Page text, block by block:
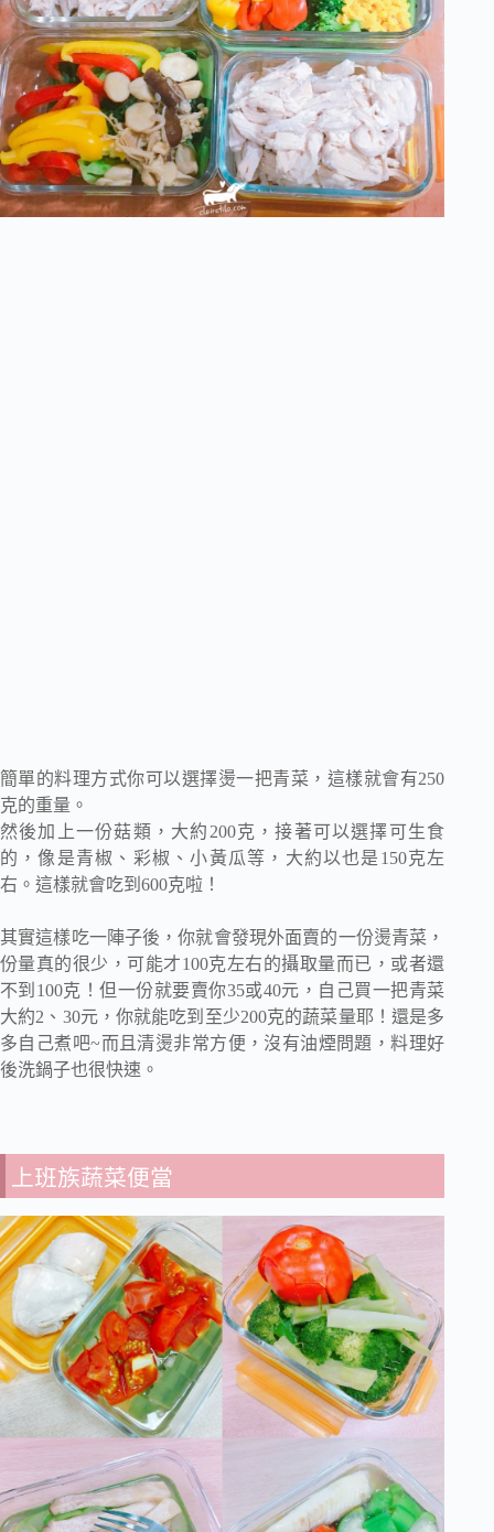
簡單的料理方式你可以選擇燙一把青菜，這樣就會有250
克的重量。
然後加上一份菇類，大約200克，接著可以選擇可生食
的，像是青椒、彩椒、小黃瓜等，大約以也是150克左
右。這樣就會吃到600克啦！
其實這樣吃一陣子後，你就會發現外面賣的一份燙青菜，
份量真的很少，可能才100克左右的攝取量而已，或者還
不到100克！但一份就要賣你35或40元，自己買一把青菜
大約2、30元，你就能吃到至少200克的蔬菜量耶！還是多
多自己煮吧~而且清燙非常方便，沒有油煙問題，料理好
後洗鍋子也很快速。
上班族蔬菜便當